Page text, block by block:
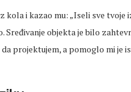
kola i kazao mu: „Iseli sve tvoje
Sređivanje objekta je bilo
projektujem, a pomoglo mi je